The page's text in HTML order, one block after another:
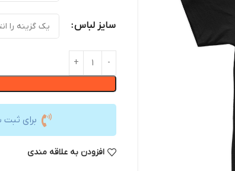
سایز لباس
برای
افزودن به علاقه مندی